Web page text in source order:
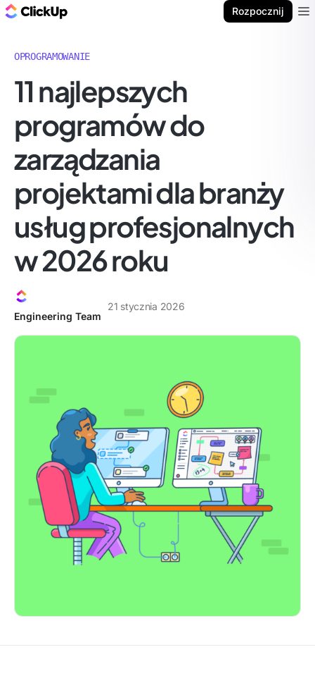
Rozpocznij
OPROGRAMOWANIE
11 najlepszych
programów do
zarządzania
projektami dla branży
usług profesjonalnych
w 2026 roku
Engineering Team
21 stycznia 2026